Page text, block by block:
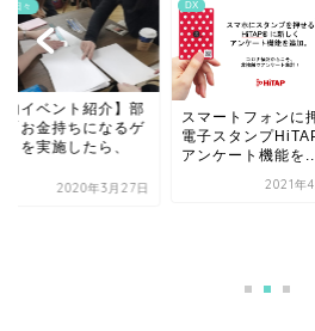
の日々
内イベント紹介】部
「お金持ちになるゲ
」を実施したら、
2020年3月27日
DX
スマートフォンに
電子スタンプ
アンケート機能を
2021年